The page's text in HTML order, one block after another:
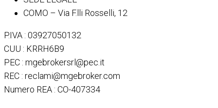
COMO – Via F.lli Rosselli, 12
P.IVA : 03927050132
CUU : KRRH6B9
PEC : mgebrokersrl@pec.it
REC : reclami@mgebroker.com
Numero REA : CO-407334